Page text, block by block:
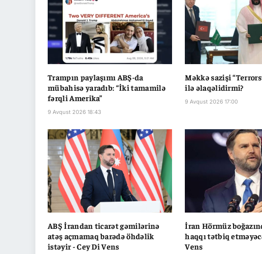
Trampın paylaşımı ABŞ-da
mübahisə yaradıb: “İki tamamilə
fərqli Amerika”
9 Avqust 2026 18:43
Məkkə sazişi
ilə əlaqəlidirmi?
9 Avqust 2026 17:00
ABŞ İrandan ticarət gəmilərinə
atəş açmamaq barədə öhdəlik
istəyir - Cey Di Vens
İran Hörmüz
haqqı tətbiq
Vens